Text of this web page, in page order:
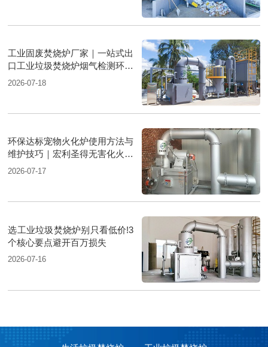
工业固废焚烧炉厂家｜一站式出
口工业垃圾焚烧炉烟气检测环保
达标
2026-07-18
环保达标宠物火化炉使用方法与
维护技巧｜宏利圣得无害化火化
设备科普
2026-07-17
选工业垃圾焚烧炉别只看低价!3
个核心要点避开百万损失
2026-07-16